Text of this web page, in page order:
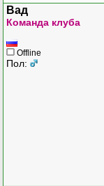
Вад
Команда клуба
Offline
Пол: